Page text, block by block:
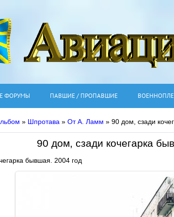
ФОРУМЫ ПАВШИЕ / ПРОПАВШИЕ
» Шпротава » От А. Ламм » 90 дом, сзади
90 дом, сзади кочегарка
бывшая. 2004 год